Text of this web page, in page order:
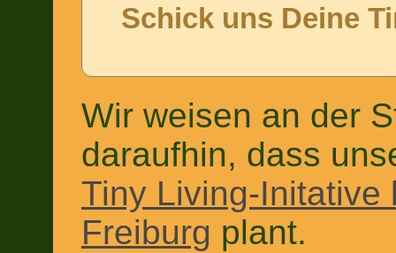
Schick uns Deine
Wir weisen an der
daraufhin, dass
Tiny Living-Initative
Freiburg plant.